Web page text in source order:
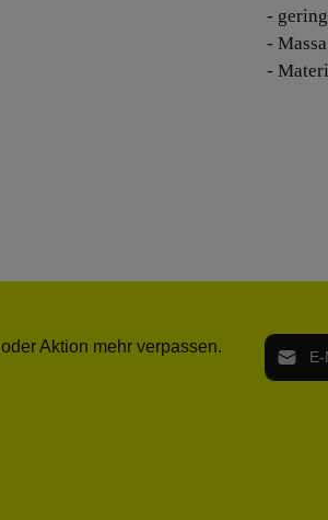
-
-
-
Aktion mehr verpassen. E-Mail-